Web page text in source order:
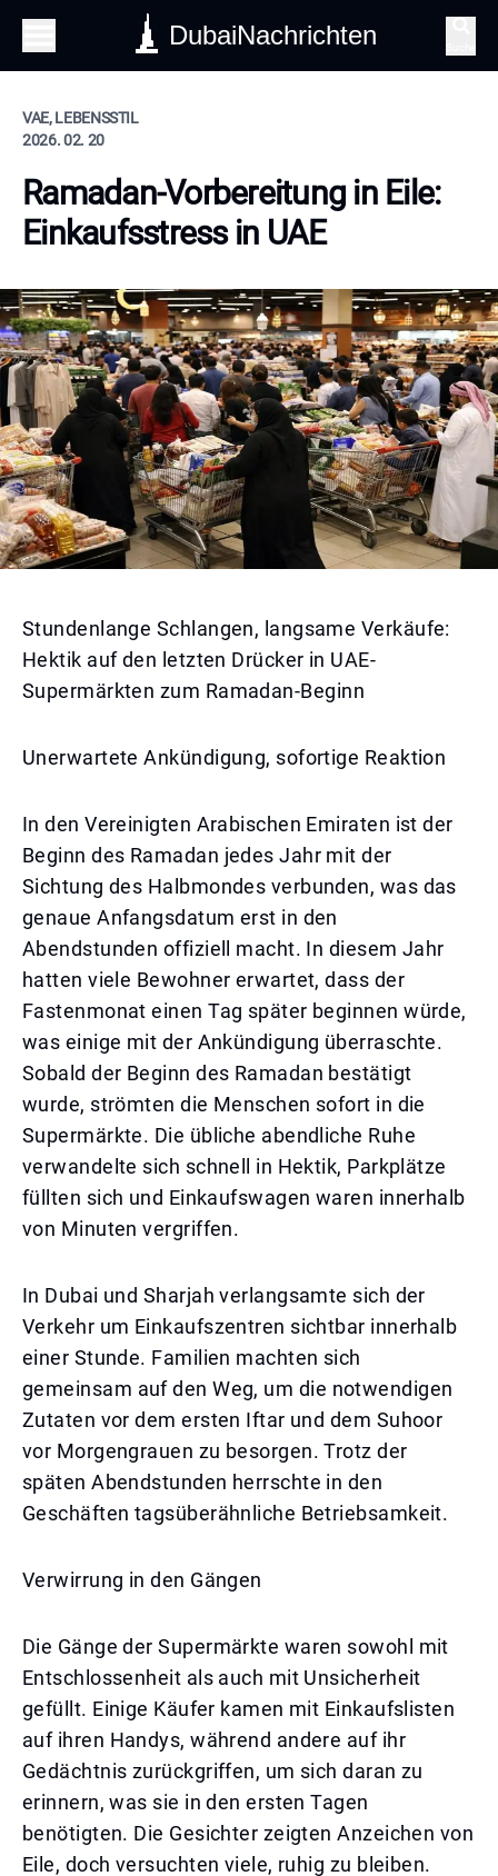
DubaiNachrichten
VAE, LEBENSSTIL
2026. 02. 20
Ramadan-Vorbereitung in Eile:
Einkaufsstress in UAE
Stundenlange Schlangen, langsame Verkäufe:
Hektik auf den letzten Drücker in UAE-
Supermärkten zum Ramadan-Beginn
Unerwartete Ankündigung, sofortige Reaktion
In den Vereinigten Arabischen Emiraten ist der
Beginn des Ramadan jedes Jahr mit der
Sichtung des Halbmondes verbunden, was das
genaue Anfangsdatum erst in den
Abendstunden offiziell macht. In diesem Jahr
hatten viele Bewohner erwartet, dass der
Fastenmonat einen Tag später beginnen würde,
was einige mit der Ankündigung überraschte.
Sobald der Beginn des Ramadan bestätigt
wurde, strömten die Menschen sofort in die
Supermärkte. Die übliche abendliche Ruhe
verwandelte sich schnell in Hektik, Parkplätze
füllten sich und Einkaufswagen waren innerhalb
von Minuten vergriffen.
In Dubai und Sharjah verlangsamte sich der
Verkehr um Einkaufszentren sichtbar innerhalb
einer Stunde. Familien machten sich
gemeinsam auf den Weg, um die notwendigen
Zutaten vor dem ersten Iftar und dem Suhoor
vor Morgengrauen zu besorgen. Trotz der
späten Abendstunden herrschte in den
Geschäften tagsüberähnliche Betriebsamkeit.
Verwirrung in den Gängen
Die Gänge der Supermärkte waren sowohl mit
Entschlossenheit als auch mit Unsicherheit
gefüllt. Einige Käufer kamen mit Einkaufslisten
auf ihren Handys, während andere auf ihr
Gedächtnis zurückgriffen, um sich daran zu
erinnern, was sie in den ersten Tagen
benötigten. Die Gesichter zeigten Anzeichen von
Eile, doch versuchten viele, ruhig zu bleiben.